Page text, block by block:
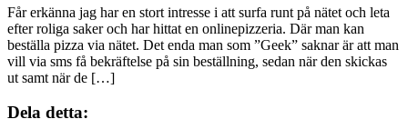
Får erkänna jag har en stort intresse i att surfa runt på nätet och leta
efter roliga saker och har hittat en onlinepizzeria. Där man kan
beställa pizza via nätet. Det enda man som ”Geek” saknar är att man
vill via sms få bekräftelse på sin beställning, sedan när den skickas
ut samt när de […]
Dela detta: